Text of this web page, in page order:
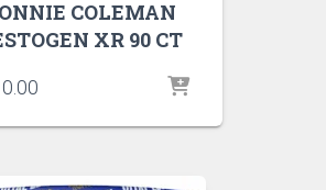
COLEMAN
XR 90 CT